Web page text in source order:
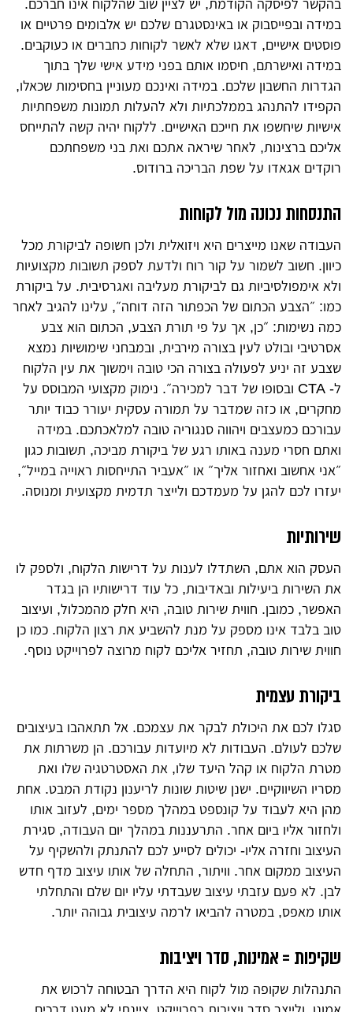
בהקשר לפיסקה הקודמת, יש לציין שוב שהלקוח אינו חברכם.
במידה ובפייסבוק או באינסטגרם שלכם יש אלבומים פרטיים או
פוסטים אישיים, דאגו שלא לאשר לקוחות כחברים או כעוקבים.
במידה ואישרתם, חיסמו אותם בפני מידע אישי שלך בתוך
הגדרות החשבון שלכם. במידה ואינכם מעוניין בחסימות שכאלו,
הקפידו להתנהג בממלכתיות ולא להעלות תמונות משפחתיות
אישיות שיחשפו את חייכם האישיים. ללקוח יהיה קשה להתייחס
אליכם ברצינות, לאחר שיראה אתכם ואת בני משפחתכם
רוקדים אגאדו על שפת הבריכה ברודוס.
התנסחות נכונה מול לקוחות
העבודה שאנו מייצרים היא ויזואלית ולכן חשופה לביקורת מכל
כיוון. חשוב לשמור על קור רוח ולדעת לספק תשובות מקצועיות
ולא אימפולסיביות גם לביקורת מעליבה ואגרסיבית. על ביקורת
כמו: ״הצבע הכתום של הכפתור הזה דוחה״, עלינו להגיב לאחר
כמה נשימות: ״כן, אך על פי תורת הצבע, הכתום הוא צבע
אסרטיבי ובולט לעין בצורה מירבית, ובמבחני שימושיות נמצא
שצבע זה יניע לפעולה בצורה הכי טובה וימשוך את עין הלקוח
ל- CTA ובסופו של דבר למכירה״. נימוק מקצועי המבוסס על
מחקרים, או כזה שמדבר על תמורה עסקית יעורר כבוד יותר
עבורכם כמעצבים ויהווה סנגוריה טובה למלאכתכם. במידה
ואתם חסרי מענה באותו רגע של ביקורת מביכה, תשובות כגון
״אני אחשוב ואחזור אליך״ או ״אעביר התייחסות ראוייה במייל״,
יעזרו לכם להגן על מעמדכם ולייצר תדמית מקצועית ומנוסה.
שירותיות
העסק הוא אתם, השתדלו לענות על דרישות הלקוח, ולספק לו
את השירות ביעילות ובאדיבות, כל עוד דרישותיו הן בגדר
האפשר, כמובן. חווית שירות טובה, היא חלק מהמכלול, ועיצוב
טוב בלבד אינו מספק על מנת להשביע את רצון הלקוח. כמו כן
חווית שירות טובה, תחזיר אליכם לקוח מרוצה לפרוייקט נוסף.
ביקורת עצמית
סגלו לכם את היכולת לבקר את עצמכם. אל תתאהבו בעיצובים
שלכם לעולם. העבודות לא מיועדות עבורכם. הן משרתות את
מטרת הלקוח או קהל היעד שלו, את האסטרטגיה שלו ואת
מסריו השיווקיים. ישנן שיטות שונות לריענון נקודת המבט. אחת
מהן היא לעבוד על קונספט במהלך מספר ימים, לעזוב אותו
ולחזור אליו ביום אחר. התרעננות במהלך יום העבודה, סגירת
העיצוב וחזרה אליו- יכולים לסייע לכם להתנתק ולהשקיף על
העיצוב ממקום אחר. וויתור, התחלה של אותו עיצוב מדף חדש
לבן. לא פעם עזבתי עיצוב שעבדתי עליו יום שלם והתחלתי
אותו מאפס, במטרה להביאו לרמה עיצובית גבוהה יותר.
שקיפות = אמינות, סדר ויציבות
התנהלות שקופה מול לקוח היא הדרך הבטוחה לרכוש את